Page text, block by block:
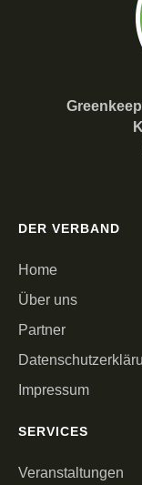
DER VERBAND
Home
Über uns
Partner
Impressum
SERVICES
Veranstaltungen